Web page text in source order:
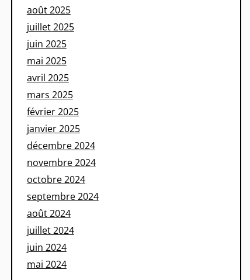
août 2025
juillet 2025
juin 2025
mai 2025
avril 2025
mars 2025
février 2025
janvier 2025
décembre 2024
novembre 2024
octobre 2024
septembre 2024
août 2024
juillet 2024
juin 2024
mai 2024